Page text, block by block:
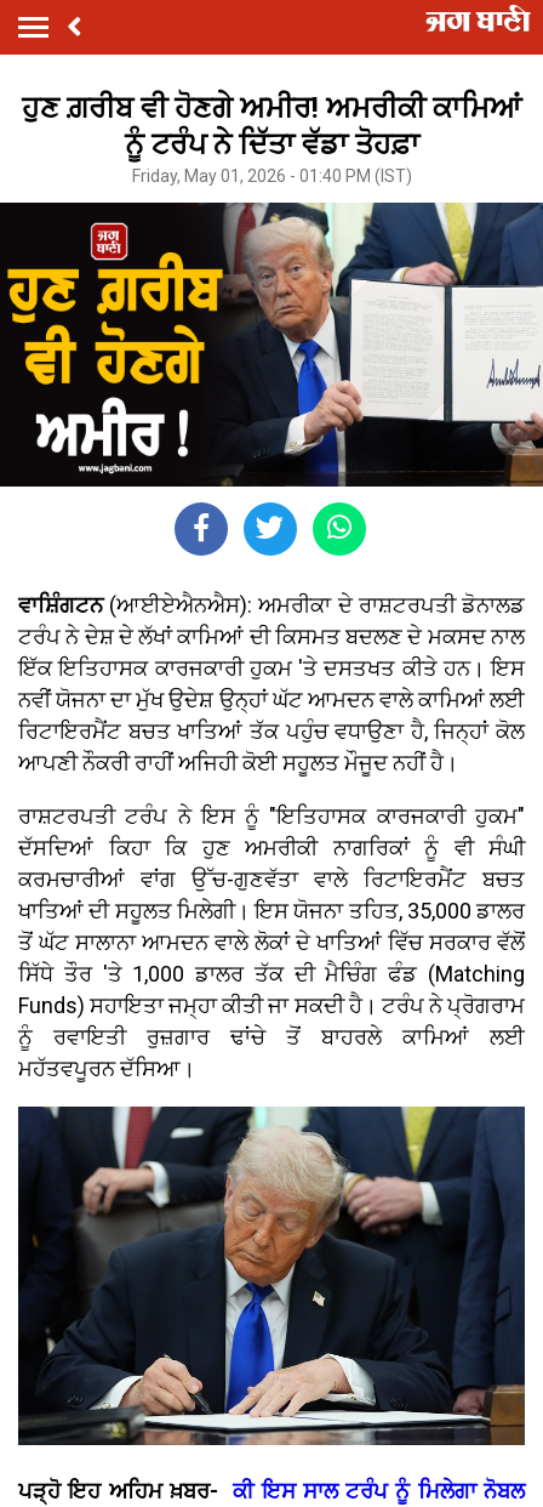
ਹੁਣ ਗ਼ਰੀਬ ਵੀ ਹੋਣਗੇ ਅਮੀਰ! ਅਮਰੀਕੀ ਕਾਮਿਆਂ
ਨੂੰ ਟਰੰਪ ਨੇ ਦਿੱਤਾ ਵੱਡਾ ਤੋਹਫ਼ਾ
Friday, May 01, 2026 - 01:40 PM (IST)
ਵਾਸ਼ਿੰਗਟਨ(ਆਈਏਐਨਐਸ): ਅਮਰੀਕਾ ਦੇ ਰਾਸ਼ਟਰਪਤੀ ਡੋਨਾਲਡ
ਟਰੰਪ ਨੇ ਦੇਸ਼ ਦੇ ਲੱਖਾਂ ਕਾਮਿਆਂ ਦੀ ਕਿਸਮਤ ਬਦਲਣ ਦੇ ਮਕਸਦ ਨਾਲ
ਇੱਕ ਇਤਿਹਾਸਕ ਕਾਰਜਕਾਰੀ ਹੁਕਮ 'ਤੇ ਦਸਤਖਤ ਕੀਤੇ ਹਨ। ਇਸ
ਨਵੀਂ ਯੋਜਨਾ ਦਾ ਮੁੱਖ ਉਦੇਸ਼ ਉਨ੍ਹਾਂ ਘੱਟ ਆਮਦਨ ਵਾਲੇ ਕਾਮਿਆਂ ਲਈ
ਰਿਟਾਇਰਮੈਂਟ ਬਚਤ ਖਾਤਿਆਂ ਤੱਕ ਪਹੁੰਚ ਵਧਾਉਣਾ ਹੈ, ਜਿਨ੍ਹਾਂ ਕੋਲ
ਆਪਣੀ ਨੌਕਰੀ ਰਾਹੀਂ ਅਜਿਹੀ ਕੋਈ ਸਹੂਲਤ ਮੌਜੂਦ ਨਹੀਂ ਹੈ।
ਰਾਸ਼ਟਰਪਤੀ ਟਰੰਪ ਨੇ ਇਸ ਨੂੰ "ਇਤਿਹਾਸਕ ਕਾਰਜਕਾਰੀ ਹੁਕਮ"
ਦੱਸਦਿਆਂ ਕਿਹਾ ਕਿ ਹੁਣ ਅਮਰੀਕੀ ਨਾਗਰਿਕਾਂ ਨੂੰ ਵੀ ਸੰਘੀ
ਕਰਮਚਾਰੀਆਂ ਵਾਂਗ ਉੱਚ-ਗੁਣਵੱਤਾ ਵਾਲੇ ਰਿਟਾਇਰਮੈਂਟ ਬਚਤ
ਖਾਤਿਆਂ ਦੀ ਸਹੂਲਤ ਮਿਲੇਗੀ। ਇਸ ਯੋਜਨਾ ਤਹਿਤ, 35,000 ਡਾਲਰ
ਤੋਂ ਘੱਟ ਸਾਲਾਨਾ ਆਮਦਨ ਵਾਲੇ ਲੋਕਾਂ ਦੇ ਖਾਤਿਆਂ ਵਿੱਚ ਸਰਕਾਰ ਵੱਲੋਂ
ਸਿੱਧੇ ਤੌਰ 'ਤੇ 1,000 ਡਾਲਰ ਤੱਕ ਦੀ ਮੈਚਿੰਗ ਫੰਡ (Matching
Funds) ਸਹਾਇਤਾ ਜਮ੍ਹਾ ਕੀਤੀ ਜਾ ਸਕਦੀ ਹੈ। ਟਰੰਪ ਨੇ ਪ੍ਰੋਗਰਾਮ
ਨੂੰ ਰਵਾਇਤੀ ਰੁਜ਼ਗਾਰ ਢਾਂਚੇ ਤੋਂ ਬਾਹਰਲੇ ਕਾਮਿਆਂ ਲਈ
ਮਹੱਤਵਪੂਰਨ ਦੱਸਿਆ।
ਪੜ੍ਹੋ ਇਹ ਅਹਿਮ ਖ਼ਬਰ-ਕੀ ਇਸ ਸਾਲ ਟਰੰਪ ਨੂੰ ਮਿਲੇਗਾ ਨੋਬਲ